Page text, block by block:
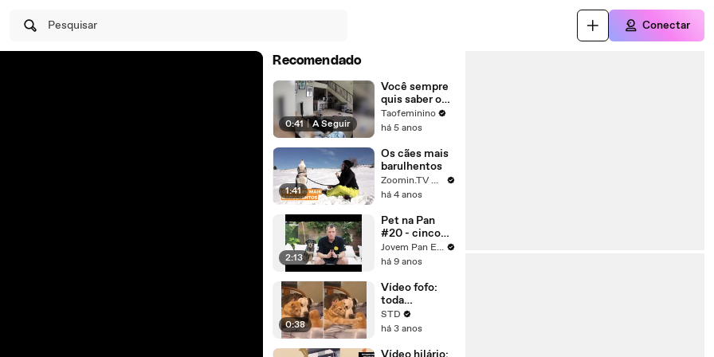
Pesquisar Conectar
Recomendado
0:41 | A Seguir
Você sempre
quis saber o
que seu
cachorro faz
sozinho
Taofeminino
há 5 anos
1:41
Os cães mais
barulhentos
Zoomin.TV Brasil
há 4 anos
2:13
Pet na Pan
#20 - cinco
dicas para
ajudar cães
Jovem Pan Entretenimento
há 9 anos
0:38
Vídeo fofo:
toda
orgulhosa,
mamãe gata
filhote para o
STD
há 3 anos